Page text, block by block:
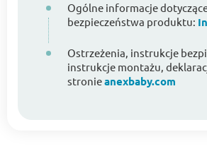
Ogólne informacje
bezpieczeństwa produktu:
Ostrzeżenia, instrukcje
instrukcje montażu,
stronieanexbaby.com